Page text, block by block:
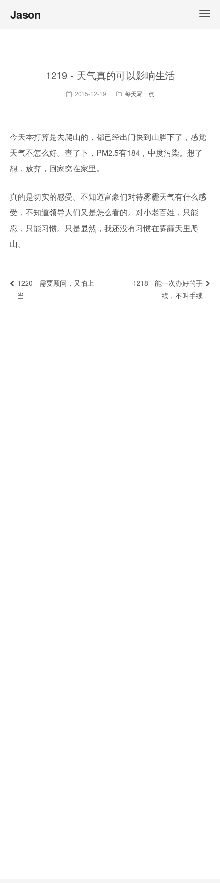
Jason
1219 - 天气真的可以影响生活
2015-12-19 | 每天写一点
今天本打算是去爬山的，都已经出门快到山脚下了，感觉
天气不怎么好。查了下，PM2.5有184，中度污染。想了
想，放弃，回家窝在家里。
真的是切实的感受。不知道富豪们对待雾霾天气有什么感
受，不知道领导人们又是怎么看的。对小老百姓，只能
忍，只能习惯。只是显然，我还没有习惯在雾霾天里爬
山。
1220 - 需要顾问，又怕上
当
1218 - 能一次办好的手
续，不叫手续